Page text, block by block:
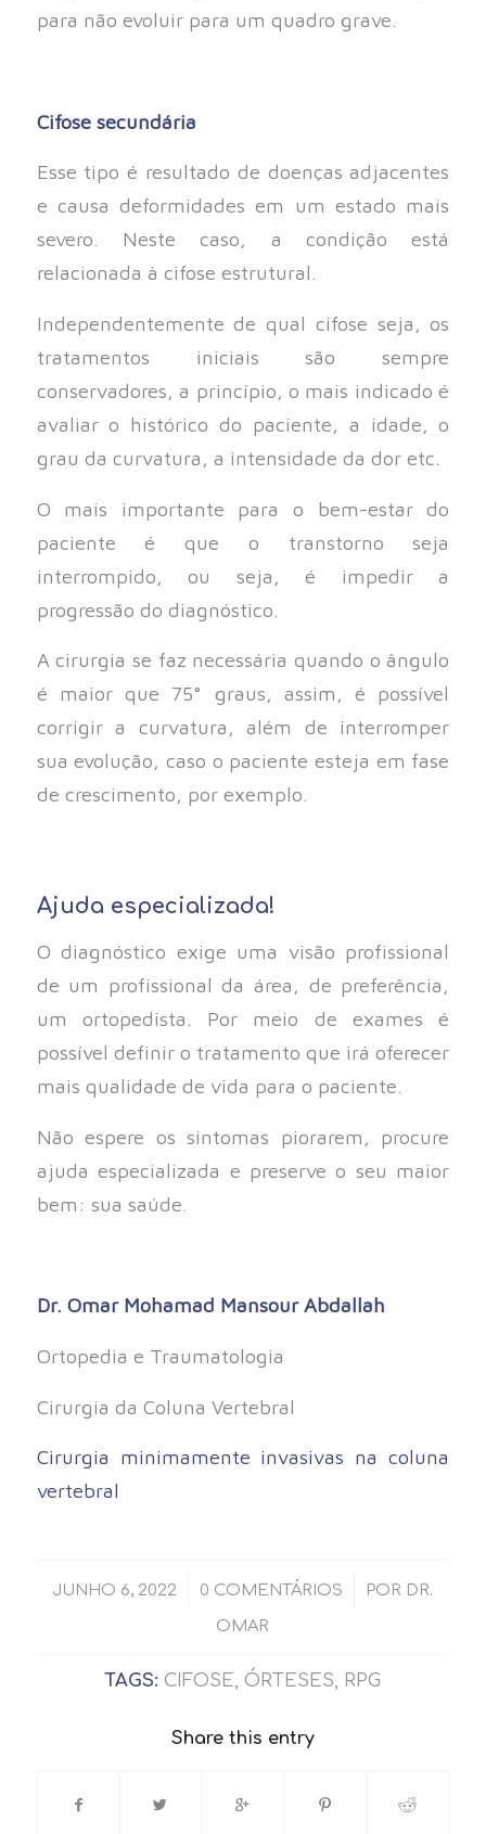
para não evoluir para um quadro grave.
Cifose secundária
Esse tipo é resultado de doenças adjacentes
e causa deformidades em um estado mais
severo. Neste caso, a condição está
relacionada à cifose estrutural.
Independentemente de qual cifose seja, os
tratamentos iniciais são sempre
conservadores, a princípio, o mais indicado é
avaliar o histórico do paciente, a idade, o
grau da curvatura, a intensidade da dor etc.
O mais importante para o bem-estar do
paciente é que o transtorno seja
interrompido, ou seja, é impedir a
progressão do diagnóstico.
A cirurgia se faz necessária quando o ângulo
é maior que 75° graus, assim, é possível
corrigir a curvatura, além de interromper
sua evolução, caso o paciente esteja em fase
de crescimento, por exemplo.
Ajuda especializada!
O diagnóstico exige uma visão profissional
de um profissional da área, de preferência,
um ortopedista. Por meio de exames é
possível definir o tratamento que irá oferecer
mais qualidade de vida para o paciente.
Não espere os sintomas piorarem, procure
ajuda especializada e preserve o seu maior
bem: sua saúde.
Dr. Omar Mohamad Mansour Abdallah
Ortopedia e Traumatologia
Cirurgia da Coluna Vertebral
Cirurgia minimamente invasivas na coluna
vertebral
JUNHO 6, 2022
/ 0 COMENTÁRIOS
/ POR DR.
OMAR
TAGS: CIFOSE ÓRTESES RPG
Share this entry